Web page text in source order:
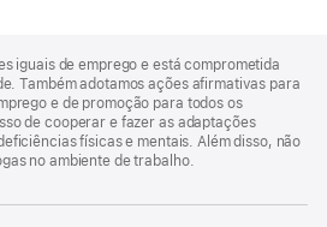
iguais de emprego e está comprometida
Também adotamos ações afirmativas para
e de promoção para todos os
de cooperar e fazer as adaptações
físicas e mentais. Além disso, não
no ambiente de trabalho.